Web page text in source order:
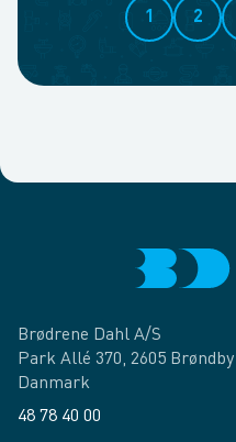
1 2
Brødrene Dahl A/S
Park Allé 370, 2605 Brøndby
Danmark
48 78 40 00